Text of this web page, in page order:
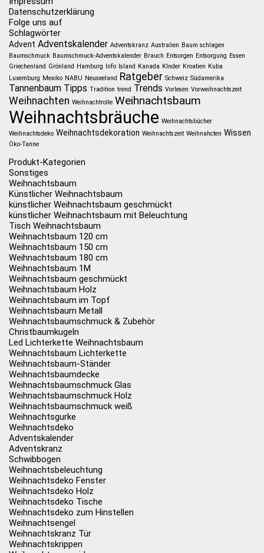
Datenschutzerklärung
Folge uns auf
Schlagwörter
Advent Adventskalender Adventskranz Australien Baum schlagen
Baumschmuck Baumschmuck-Adventskalender Brauch Entsorgen Entsorgung Essen
Griechenland Grönland Hamburg Info Island Kanada KInder Kroatien Kuba
Luxemburg Mexiko NABU Neuseeland Ratgeber Schweiz Südamerika
Tannenbaum Tipps Tradition trend Trends Vorlesen Vorweihnachtszeit
Weihnachten Weihnachtrolle Weihnachtsbaum
Weihnachtsbräuche Weihnachtsbücher
Weihnachtsdeko Weihnachtsdekoration Weihnachtszeit Weihnahcten Wissen
Öko-Tanne
Produkt-Kategorien
Sonstiges
Weihnachtsbaum
Künstlicher Weihnachtsbaum
künstlicher Weihnachtsbaum geschmückt
künstlicher Weihnachtsbaum mit Beleuchtung
Tisch Weihnachtsbaum
Weihnachtsbaum 120 cm
Weihnachtsbaum 150 cm
Weihnachtsbaum 180 cm
Weihnachtsbaum 1M
Weihnachtsbaum geschmückt
Weihnachtsbaum Holz
Weihnachtsbaum im Topf
Weihnachtsbaum Metall
Weihnachtsbaumschmuck & Zubehör
Christbaumkugeln
Led Lichterkette Weihnachtsbaum
Weihnachtsbaum Lichterkette
Weihnachtsbaum-Ständer
Weihnachtsbaumdecke
Weihnachtsbaumschmuck Glas
Weihnachtsbaumschmuck Holz
Weihnachtsbaumschmuck weiß
Weihnachtsgurke
Weihnachtsdeko
Adventskalender
Adventskranz
Schwibbogen
Weihnachtsbeleuchtung
Weihnachtsdeko Fenster
Weihnachtsdeko Holz
Weihnachtsdeko Tische
Weihnachtsdeko zum Hinstellen
Weihnachtsengel
Weihnachtskranz Tür
Weihnachtskrippen